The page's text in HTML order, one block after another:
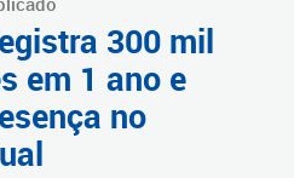
300 mil
em 1 ano e
no